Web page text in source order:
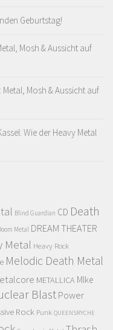
Geburtstag!
Mosh & Aussicht auf
Metal, Mosh & Aussicht auf
Wie der Heavy Metal
Blind Guardian CD Death
Metal DREAM THEATER
Metal Heavy Rock
Melodic Death Metal
METALLICA MIke
BlastPower
Rock Punk QUEENSRYCHE